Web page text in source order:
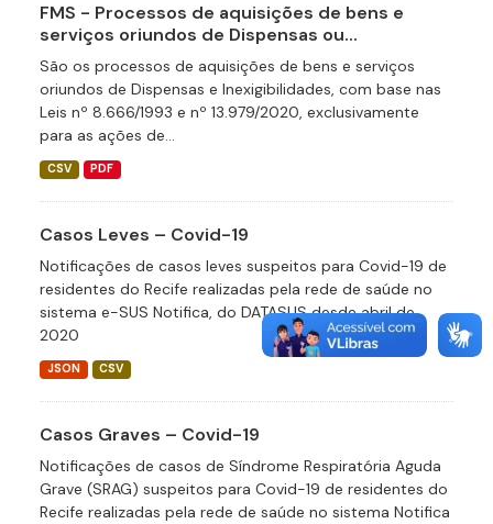
FMS - Processos de aquisições de bens e
serviços oriundos de Dispensas ou...
São os processos de aquisições de bens e serviços
oriundos de Dispensas e Inexigibilidades, com base nas
Leis nº 8.666/1993 e nº 13.979/2020, exclusivamente
para as ações de...
CSV PDF
Casos Leves – Covid-19
Notificações de casos leves suspeitos para Covid-19 de
residentes do Recife realizadas pela rede de saúde no
sistema e-SUS Notifica, do DATASUS desde abril de
2020
JSON CSV
Casos Graves – Covid-19
Notificações de casos de Síndrome Respiratória Aguda
Grave (SRAG) suspeitos para Covid-19 de residentes do
Recife realizadas pela rede de saúde no sistema Notifica